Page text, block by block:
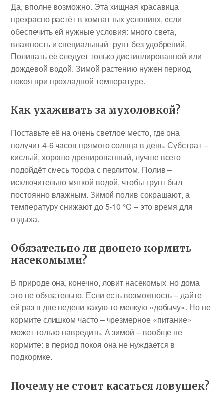
Да, вполне возможно. Эта хищная красавица
прекрасно растёт в комнатных условиях, если
обеспечить ей нужные условия: много света,
влажность и специальный грунт без удобрений.
Поливать её следует только дистиллированной или
дождевой водой. Зимой растению нужен период
покоя при прохладной температуре.
Как ухаживать за мухоловкой?
Поставьте её на очень светлое место, где она
получит 4-6 часов прямого солнца в день. Субстрат –
кислый, хорошо дренированный, лучше всего
подойдёт смесь торфа с перлитом. Полив –
исключительно мягкой водой, чтобы грунт был
постоянно влажным. Зимой полив сокращают, а
температуру снижают до 5-10 °C – это время для
отдыха.
Обязательно ли дионею кормить
насекомыми?
В природе она, конечно, ловит насекомых, но дома
это не обязательно. Если есть возможность – дайте
ей раз в две недели какую-то мелкую «добычу». Но не
кормите слишком часто – чрезмерное «питание»
может только навредить. А зимой – вообще не
кормите: в период покоя она не нуждается в
подкормке.
Почему не стоит касаться ловушек?